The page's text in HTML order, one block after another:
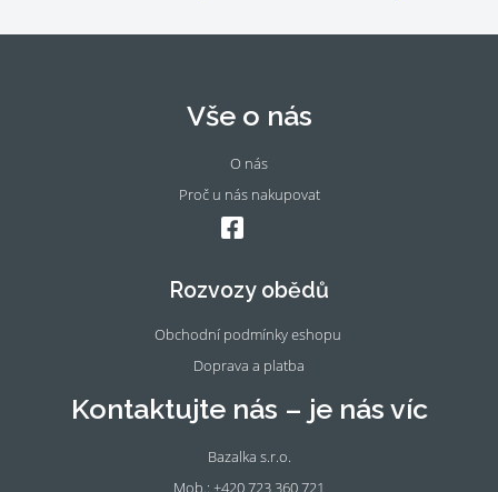
Vše o nás
O nás
Proč u nás nakupovat
Fac
k
m
Rozvozy obědů
Obchodní podmínky eshopu
Doprava a platba
Kontaktujte nás – je nás víc
Bazalka s.r.o.
Mob.: +420 723 360 721